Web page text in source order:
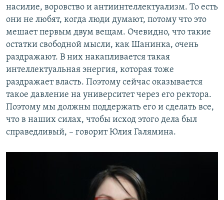
насилие, воровство и антиинтеллектуализм. То есть
они не любят, когда люди думают, потому что это
мешает первым двум вещам. Очевидно, что такие
остатки свободной мысли, как Шанинка, очень
раздражают. В них накапливается такая
интеллектуальная энергия, которая тоже
раздражает власть. Поэтому сейчас оказывается
такое давление на университет через его ректора.
Поэтому мы должны поддержать его и сделать все,
что в наших силах, чтобы исход этого дела был
справедливый, – говорит Юлия Галямина.